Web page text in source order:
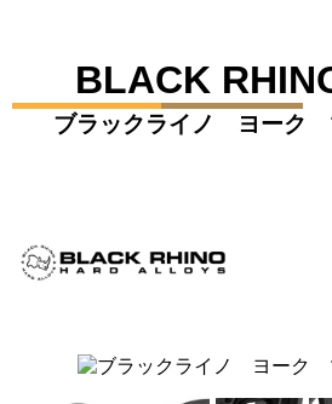
BLACK
ブラックライノ ヨーク